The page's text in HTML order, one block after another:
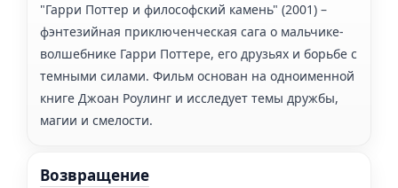
"Гарри Поттер и философский камень" (2001) –
фэнтезийная приключенческая сага о мальчике-
волшебнике Гарри Поттере, его друзьях и борьбе с
темными силами. Фильм основан на одноименной
книге Джоан Роулинг и исследует темы дружбы,
магии и смелости.
Возвращение